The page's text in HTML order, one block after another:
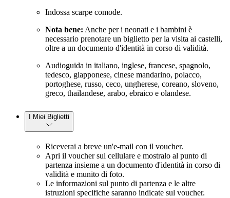
Indossa scarpe comode.
Nota bene: Anche per i neonati e i bambini è
necessario prenotare un biglietto per la visita ai castelli,
oltre a un documento d'identità in corso di validità.
Audioguida in italiano, inglese, francese, spagnolo,
tedesco, giapponese, cinese mandarino, polacco,
portoghese, russo, ceco, ungherese, coreano, sloveno,
greco, thailandese, arabo, ebraico e olandese.
I Miei Biglietti
Riceverai a breve un'e-mail con il voucher.
Apri il voucher sul cellulare e mostralo al punto di
partenza insieme a un documento d'identità in corso di
validità e munito di foto.
Le informazioni sul punto di partenza e le altre
istruzioni specifiche saranno indicate sul voucher.